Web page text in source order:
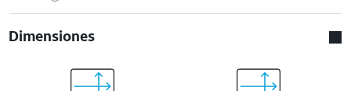
Dimensiones